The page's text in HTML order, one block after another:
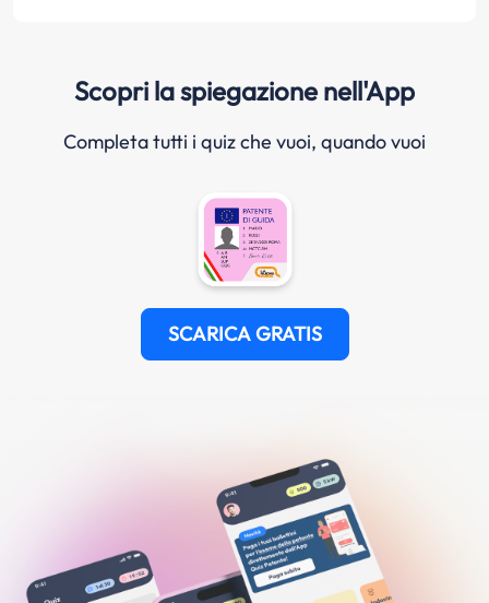
Scopri la spiegazione nell'App
Completa tutti i quiz che vuoi, quando vuoi
SCARICA GRATIS